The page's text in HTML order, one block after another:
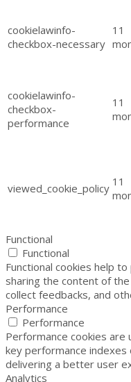
cookielawinfo-
checkbox-necessary
11
cookielawinfo-
checkbox-
performance
11
viewed_cookie_policy 11
Functional
Functional
Functional cookies help
sharing the content of
collect feedbacks, and
Performance
Performance
Performance cookies are
key performance
delivering a better user
Analytics